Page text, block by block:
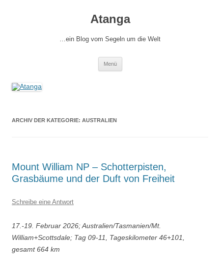
Atanga
…ein Blog vom Segeln um die Welt
Menü
ARCHIV DER KATEGORIE: AUSTRALIEN
Mount William NP – Schotterpisten,
Grasbäume und der Duft von Freiheit
Schreibe eine Antwort
17.-19. Februar 2026; Australien/Tasmanien/Mt.
William+Scottsdale; Tag 09-11, Tageskilometer 46+101,
gesamt 664 km